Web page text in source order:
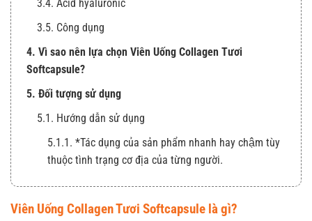
3.4. Acid hyaluronic
3.5. Công dụng
4. Vì sao nên lựa chọn Viên Uống Collagen Tươi
Softcapsule?
5. Đối tượng sử dụng
5.1. Hướng dẫn sử dụng
5.1.1. *Tác dụng của sản phẩm nhanh hay chậm tùy
thuộc tình trạng cơ địa của từng người.
Viên Uống Collagen Tươi Softcapsule là gì?